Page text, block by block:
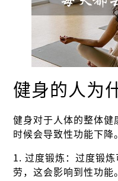
健身的人为
健身对于人体的整体健
时候会导致性功能下降
1. 过度锻炼：过度锻
劳，这会影响到性功能